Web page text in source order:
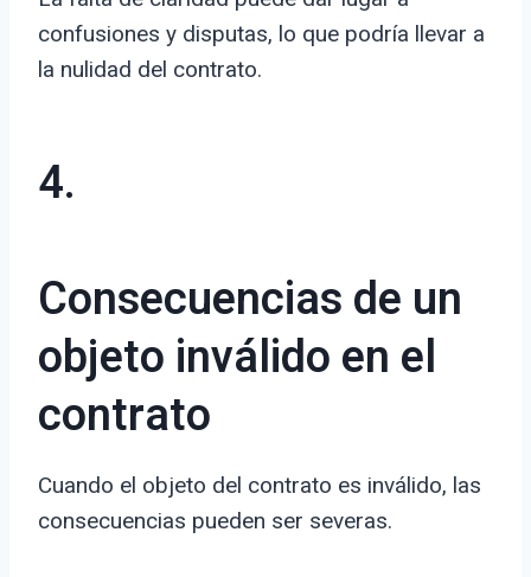
confusiones y disputas, lo que podría llevar a
la nulidad del contrato.
4.
Consecuencias de un
objeto inválido en el
contrato
Cuando el objeto del contrato es inválido, las
consecuencias pueden ser severas.